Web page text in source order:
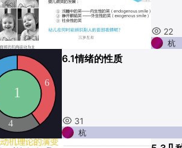
22
杭
6.1情绪的性质
31
杭